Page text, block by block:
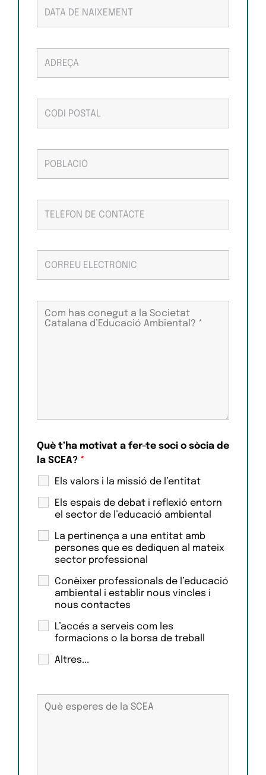
Què t’ha motivat a fer-te soci o sòcia de
la SCEA? *
Els valors i la missió de l’entitat
Els espais de debat i reflexió entorn
el sector de l’educació ambiental
La pertinença a una entitat amb
persones que es dediquen al mateix
sector professional
Conèixer professionals de l’educació
ambiental i establir nous vincles i
nous contactes
L’accés a serveis com les
formacions o la borsa de treball
Altres...